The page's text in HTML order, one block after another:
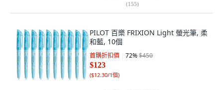
(155)
PILOT 百樂 FRIXION Light 螢光筆, 柔
和藍, 10個
首購折扣價 72%$450
$123
($12.30/1個)